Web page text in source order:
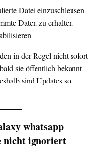
Datei einzuschleusen
Daten zu erhalten
in der Regel nicht sofort
sie öffentlich bekannt
sind Updates so
whatsapp
nicht ignoriert